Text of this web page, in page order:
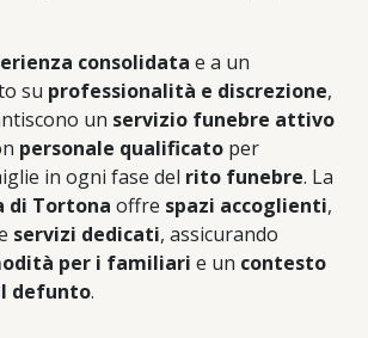
consolidata e a un
su professionalità e discrezione,
un servizio funebre attivo
personale qualificato per
in ogni fase del rito funebre. La
di Tortona offre spazi accoglienti,
servizi dedicati, assicurando
per i familiari e un contesto
defunto.